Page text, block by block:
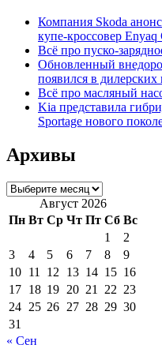
Компания Skoda
купе-кроссовер
Всё про пуско-
Обновленный
появился в дилерских
Всё про масляный
Kia представила
Sportage нового
Архивы
Архивы
Август 2026
Пн Вт Ср Чт Пт Сб Вс
1
2
3
4 5 6 7 8
9
10 11 12 13 14 15 16
17 18 19 20 21 22 23
24 25 26 27 28 29 30
31
« Сен